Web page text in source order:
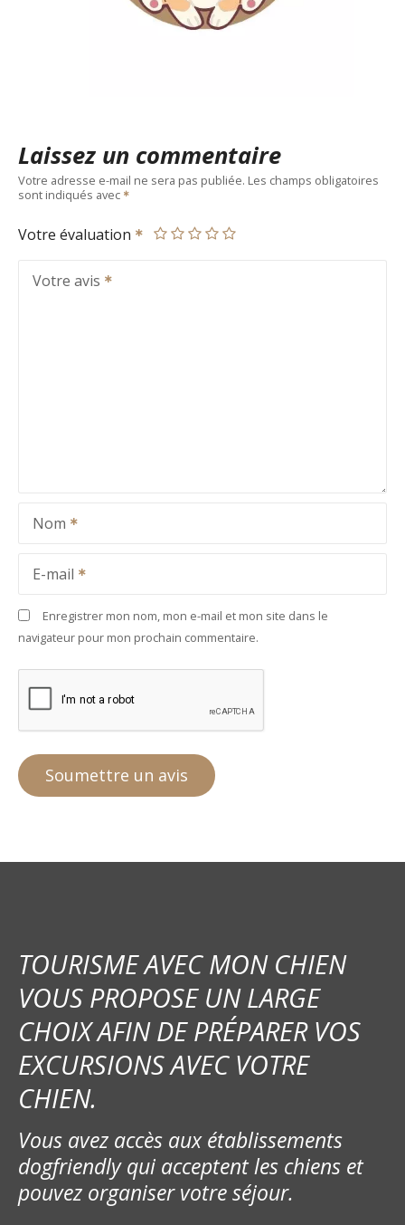
Laissez un commentaire
Votre adresse e-mail ne sera pas publiée. Les champs obligatoires
sont indiqués avec
Votre évaluation
Votre avis
Nom
E-mail
Enregistrer mon nom, mon e-mail et mon site dans le
navigateur pour mon prochain commentaire.
TOURISME AVEC MON CHIEN
VOUS PROPOSE UN LARGE
CHOIX AFIN DE PRÉPARER VOS
EXCURSIONS AVEC VOTRE
CHIEN.
Vous avez accès aux établissements
dogfriendly qui acceptent les chiens et
pouvez organiser votre séjour.